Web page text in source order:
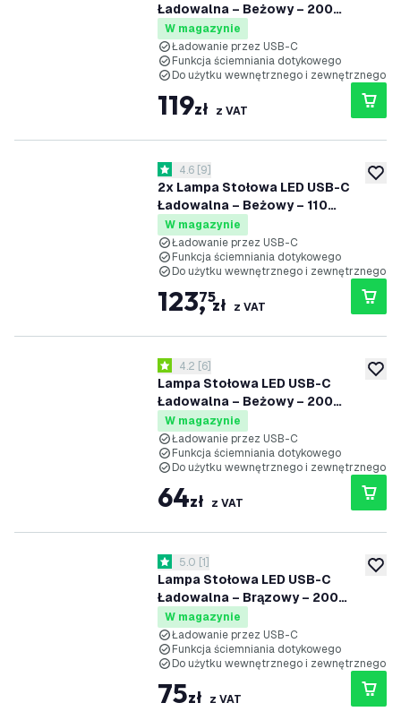
Ładowalna – Beżowy – 200
Lumenów – 2700K–5000K – IP54 –
Akumulator 4400mAh - Nyra
W magazynie
Ładowanie przez USB-C
Funkcja ściemniania dotykowego
Do użytku wewnętrznego i zewnętrznego
119zł z VAT
2x Lampa Stołowa LED USB-C
Ładowalna – Beżowy – 110
Lumenów – 2700K–5000K – IP54 –
Akumulator 2000mAh - Vita
otwórz panel recenzji
4.6 Gwiazdki oceny
4.6 [9]
W magazynie
Ładowanie przez USB-C
Funkcja ściemniania dotykowego
Do użytku wewnętrznego i zewnętrznego
123,
75zł z VAT
Lampa Stołowa LED USB-C
Ładowalna – Beżowy – 200
Lumenów – 2700K–5000K – IP54 –
Akumulator 4400mAh - Nyra
otwórz panel recenzji
4.2 Gwiazdki oceny
4.2 [6]
W magazynie
Ładowanie przez USB-C
Funkcja ściemniania dotykowego
Do użytku wewnętrznego i zewnętrznego
64zł z VAT
Lampa Stołowa LED USB-C
Ładowalna – Brązowy – 200
Lumenów – 2700K–5000K – IP54 –
Akumulator 4400mAh - Nyra
otwórz panel recenzji
5 Gwiazdki oceny
5.0 [1]
W magazynie
Ładowanie przez USB-C
Funkcja ściemniania dotykowego
Do użytku wewnętrznego i zewnętrznego
75zł z VAT